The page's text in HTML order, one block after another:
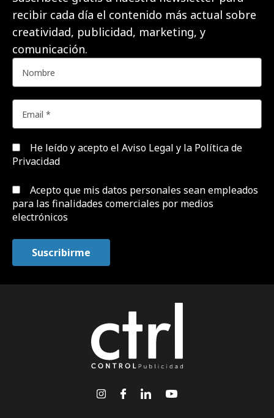
recibir cada día el contenido más actual sobre
creatividad, publicidad, marketing, y
comunicación.
He leído y acepto el Aviso Legal y la Política de
Privacidad
Acepto que mis datos personales sean empleados
para las finalidades comerciales por medios
electrónicos